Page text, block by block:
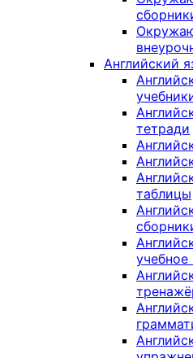
Английский
тетради
таблицы
учебное